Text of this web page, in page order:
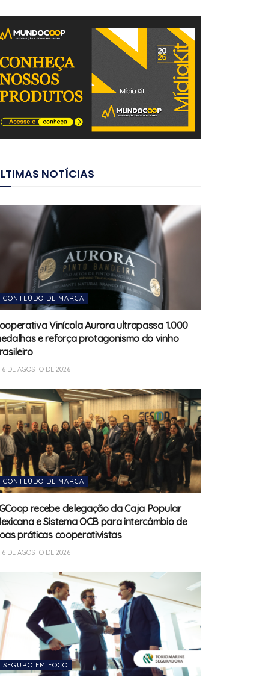
NOTÍCIAS
CONTEÚDO DE MARCA
Vinícola Aurora ultrapassa 1.000
e reforça protagonismo do vinho
6 DE AGOSTO DE 2026
CONTEÚDO DE MARCA
recebe delegação da Caja Popular
e Sistema OCB para intercâmbio de
práticas cooperativistas
6 DE AGOSTO DE 2026
SEGURO EM FOCO